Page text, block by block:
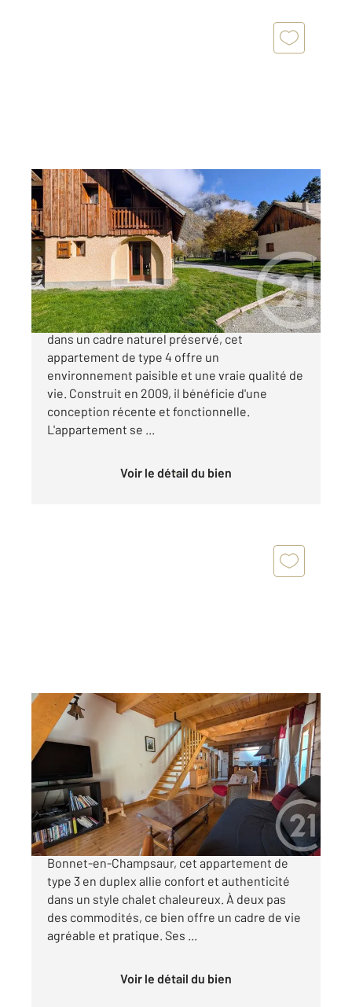
LA CHAPELLE EN VALGAUDEMAR 05
60 m2, 4 pièces
Ref : 1105
Appartement T4 à vendre
145 000 €
Situé au cœur de La Chapelle-en-Valgodemar,
dans un cadre naturel préservé, cet
appartement de type 4 offre un
environnement paisible et une vraie qualité de
vie. Construit en 2009, il bénéficie d'une
conception récente et fonctionnelle.
L'appartement se ...
Voir le détail du bien
ST BONNET EN CHAMPSAUR 05
63,41 m
Ref : 843
Appartement T3 à vendre
135 000 €
Situé au cœur du charmant village de Saint-
Bonnet-en-Champsaur, cet appartement de
type 3 en duplex allie confort et authenticité
dans un style chalet chaleureux. À deux pas
des commodités, ce bien offre un cadre de vie
agréable et pratique. Ses ...
Voir le détail du bien